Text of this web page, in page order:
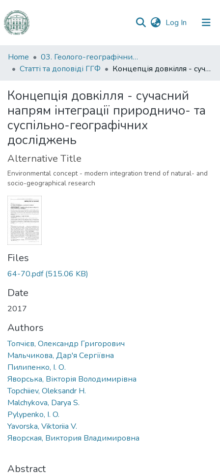
Log In (current)
Communities
&
All of DSpace
Statistics
Home
03. Геолого-географічний факультет
Статті та доповіді ГГФ
Концепція довкілля - сучасний напрям інтеграції природничо- та суспільно-географічних досліджень
Концепція довкілля - сучасний
напрям інтеграції природничо- та
суспільно-географічних
досліджень
Alternative Title
Environmental concept - modern integration trend of natural- and
socio-geographical research
Files
64-70.pdf(515.06 KB)
Date
2017
Authors
Топчієв, Олександр Григорович
Мальчикова, Дар'я Сергіївна
Пилипенко, І. О.
Яворська, Вікторія Володимирівна
Topchiiev, Oleksandr H.
Malchykova, Darya S.
Pylypenko, I. O.
Yavorska, Viktoriia V.
Яворская, Виктория Владимировна
Abstract